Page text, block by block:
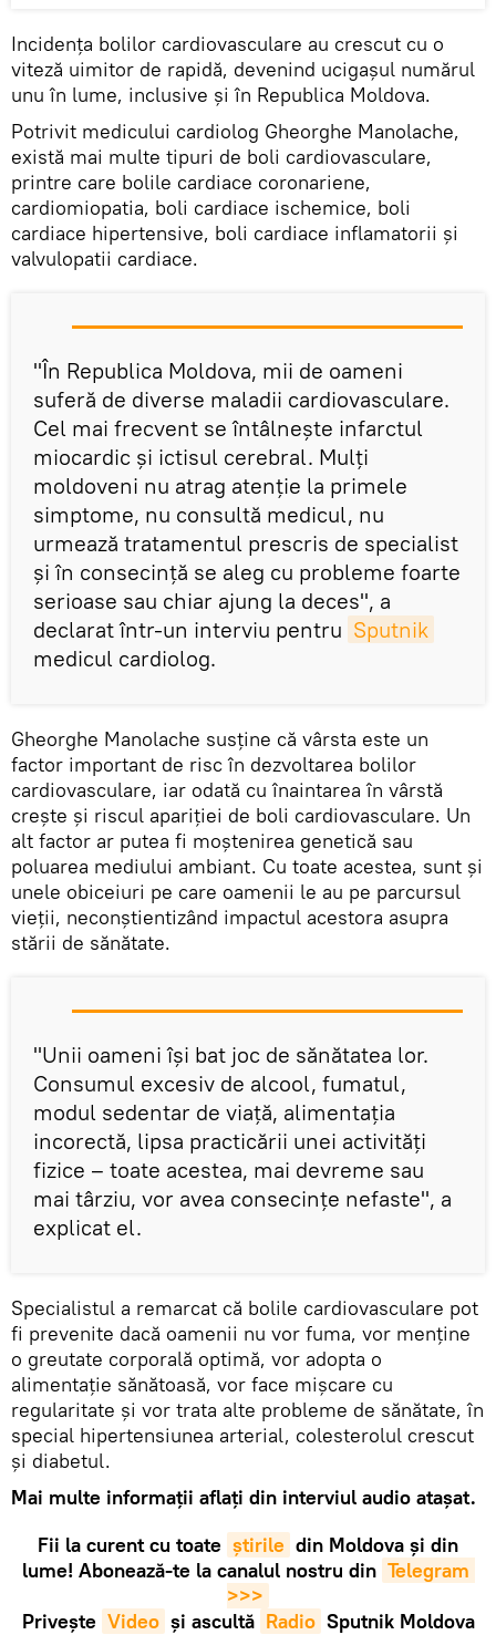
Incidența bolilor cardiovasculare au crescut cu o
viteză uimitor de rapidă, devenind ucigașul numărul
unu în lume, inclusive și în Republica Moldova.
Potrivit medicului cardiolog Gheorghe Manolache,
există mai multe tipuri de boli cardiovasculare,
printre care bolile cardiace coronariene,
cardiomiopatia, boli cardiace ischemice, boli
cardiace hipertensive, boli cardiace inflamatorii și
valvulopatii cardiace.
"În Republica Moldova, mii de oameni
suferă de diverse maladii cardiovasculare.
Cel mai frecvent se întâlnește infarctul
miocardic și ictisul cerebral. Mulți
moldoveni nu atrag atenție la primele
simptome, nu consultă medicul, nu
urmează tratamentul prescris de specialist
și în consecință se aleg cu probleme foarte
serioase sau chiar ajung la deces", a
declarat într-un interviu pentru Sputnik
medicul cardiolog.
Gheorghe Manolache susține că vârsta este un
factor important de risc în dezvoltarea bolilor
cardiovasculare, iar odată cu înaintarea în vârstă
crește și riscul apariției de boli cardiovasculare. Un
alt factor ar putea fi moștenirea genetică sau
poluarea mediului ambiant. Cu toate acestea, sunt și
unele obiceiuri pe care oamenii le au pe parcursul
vieții, neconștientizând impactul acestora asupra
stării de sănătate.
"Unii oameni își bat joc de sănătatea lor.
Consumul excesiv de alcool, fumatul,
modul sedentar de viață, alimentația
incorectă, lipsa practicării unei activități
fizice – toate acestea, mai devreme sau
mai târziu, vor avea consecințe nefaste", a
explicat el.
Specialistul a remarcat că bolile cardiovasculare pot
fi prevenite dacă oamenii nu vor fuma, vor menține
o greutate corporală optimă, vor adopta o
alimentație sănătoasă, vor face mișcare cu
regularitate și vor trata alte probleme de sănătate, în
special hipertensiunea arterial, colesterolul crescut
și diabetul.
Mai multe informații aflați din interviul audio atașat.
Fii la curent cu toate știrile din Moldova și din
lume! Abonează-te la canalul nostru din Telegram
>>>
Privește Video și ascultă Radio Sputnik Moldova